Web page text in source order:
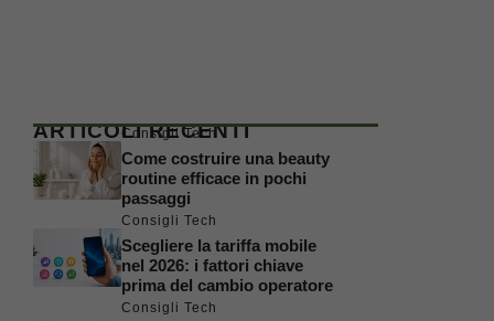
ARTICOLI RECENTI
Consigli Tech
Come costruire una beauty
routine efficace in pochi
passaggi
Consigli Tech
Scegliere la tariffa mobile
nel 2026: i fattori chiave
prima del cambio operatore
Consigli Tech